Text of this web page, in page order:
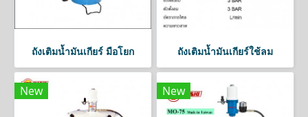
ถังเติมน้ำมันเกียร์ มือโยก ถังเติมน้ำมันเกียร์ใช้ลม
New New